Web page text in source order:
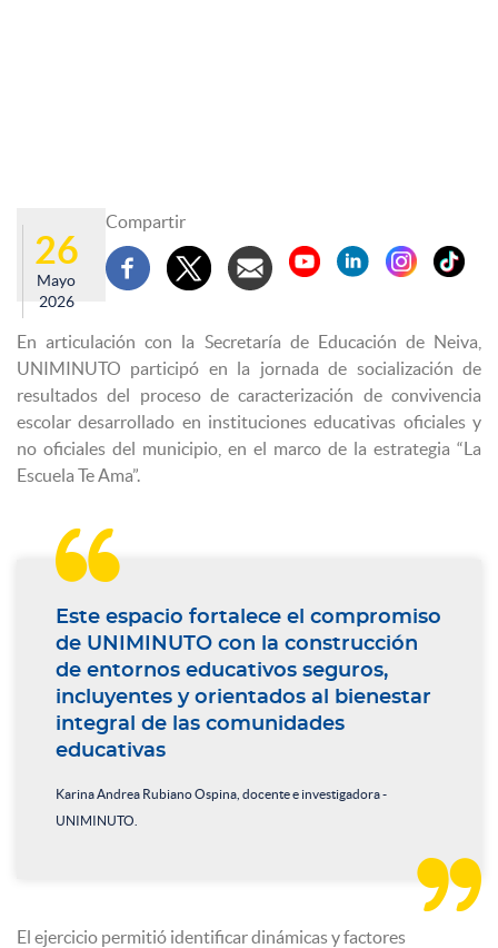
26
Mayo
2026
Compartir
En articulación con la Secretaría de Educación de Neiva,
UNIMINUTO participó en la jornada de socialización de
resultados del proceso de caracterización de convivencia
escolar desarrollado en instituciones educativas oficiales y
no oficiales del municipio, en el marco de la estrategia “La
Escuela Te Ama”.

Este espacio fortalece el compromiso
de UNIMINUTO con la construcción
de entornos educativos seguros,
incluyentes y orientados al bienestar
integral de las comunidades
educativas
Karina Andrea Rubiano Ospina, docente e investigadora -
UNIMINUTO.

El ejercicio permitió identificar dinámicas y factores